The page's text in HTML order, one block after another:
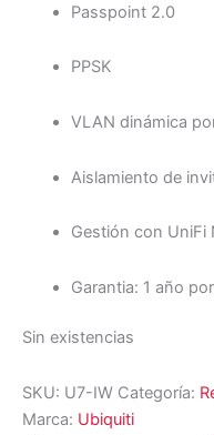
Passpoint 2.0
PPSK
VLAN dinámica
Aislamiento de
Gestión con UniFi
Garantia: 1 año
Sin existencias
SKU: U7-IW Categoría:
Marca: Ubiquiti